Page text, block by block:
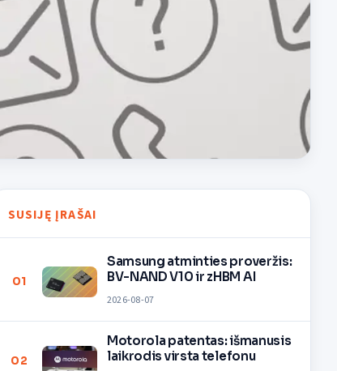
SUSIJĘ ĮRAŠAI
01
Samsung atminties proveržis:
BV-NAND V10 ir zHBM AI
2026-08-07
02
Motorola patentas: išmanusis
laikrodis virsta telefonu